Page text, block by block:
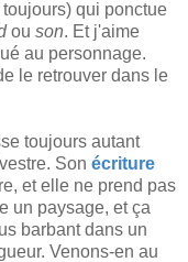
qui ponctue
ou son. Et j'aime
au personnage.
le retrouver dans le
toujours autant
Son écriture
et elle ne prend pas
un paysage, et ça
barbant dans un
Venons-en au